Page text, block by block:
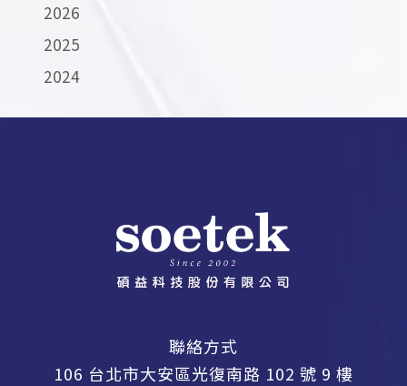
2026
2025
2024
聯絡方式
106 台北市大安區光復南路 102 號 9 樓